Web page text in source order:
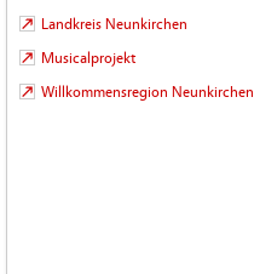
Landkreis Neunkirchen
Musicalprojekt
Willkommensregion Neunkirchen